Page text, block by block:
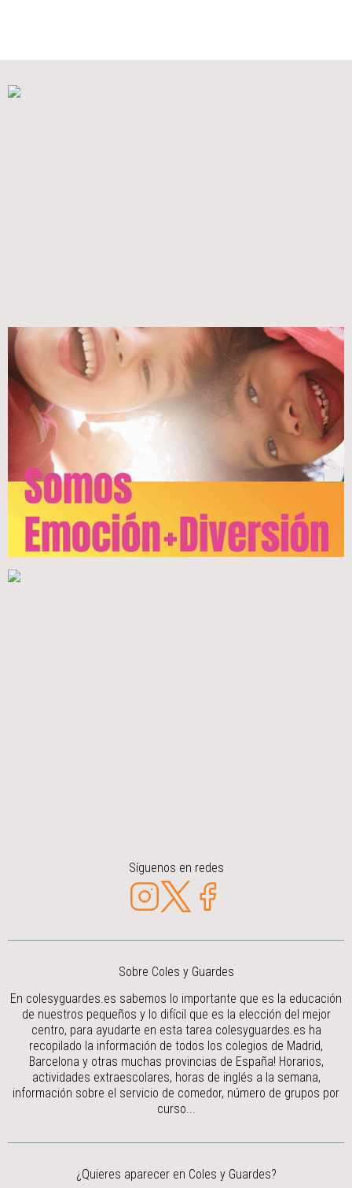
Síguenos en redes
Sobre Coles y Guardes
En colesyguardes.es sabemos lo importante que es la educación
de nuestros pequeños y lo difícil que es la elección del mejor
centro, para ayudarte en esta tarea colesyguardes.es ha
recopilado la información de todos los colegios de Madrid,
Barcelona y otras muchas provincias de España! Horarios,
actividades extraescolares, horas de inglés a la semana,
información sobre el servicio de comedor, número de grupos por
curso...
¿Quieres aparecer en Coles y Guardes?